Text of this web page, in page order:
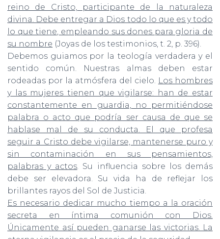
reino de Cristo, participante de la naturaleza
divina. Debe entregar a Dios todo lo que es y todo
lo que tiene, empleando sus dones para gloria de
su nombre (Joyas de los testimonios, t. 2, p. 396).
Debemos guiamos por la teología verdadera y el
sentido común. Nuestras almas deben estar
rodeadas por la atmósfera del cielo. Los hombres
y las mujeres tienen que vigilarse: han de estar
constantemente en guardia, no permitiéndose
palabra o acto que podría ser causa de que se
hablase mal de su conducta. El que profesa
seguir a Cristo debe vigilarse, mantenerse puro y
sin contaminación en sus pensamientos,
palabras y actos. Su influencia sobre los demás
debe ser elevadora. Su vida ha de reflejar los
brillantes rayos del Sol de Justicia.
Es necesario dedicar mucho tiempo a la oración
secreta en íntima comunión con Dios.
Únicamente así pueden ganarse las victorias. La